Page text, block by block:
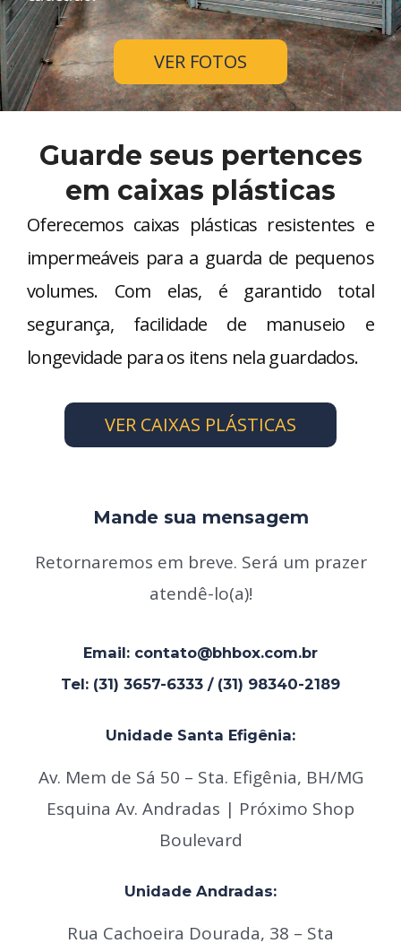
VER FOTOS
Guarde seus pertences
em caixas plásticas
Oferecemos caixas plásticas resistentes e
impermeáveis para a guarda de pequenos
volumes. Com elas, é garantido total
segurança, facilidade de manuseio e
longevidade para os itens nela guardados.
VER CAIXAS PLÁSTICAS
Mande sua mensagem
Retornaremos em breve. Será um prazer
atendê-lo(a)!
Email: contato@bhbox.com.br
Tel: (31) 3657-6333 / (31) 98340-2189
Unidade Santa Efigênia:
Av. Mem de Sá 50 – Sta. Efigênia, BH/MG
Esquina Av. Andradas | Próximo Shop
Boulevard
Unidade Andradas:
Rua Cachoeira Dourada, 38 – Sta